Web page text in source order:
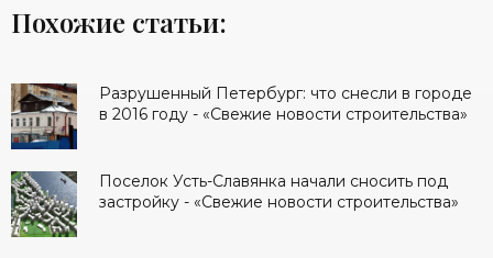
Похожие статьи:
Разрушенный Петербург: что снесли в городе
в 2016 году - «Свежие новости строительства»
Поселок Усть-Славянка начали сносить под
застройку - «Свежие новости строительства»